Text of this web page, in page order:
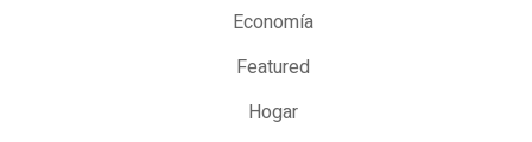
Economía
Featured
Hogar